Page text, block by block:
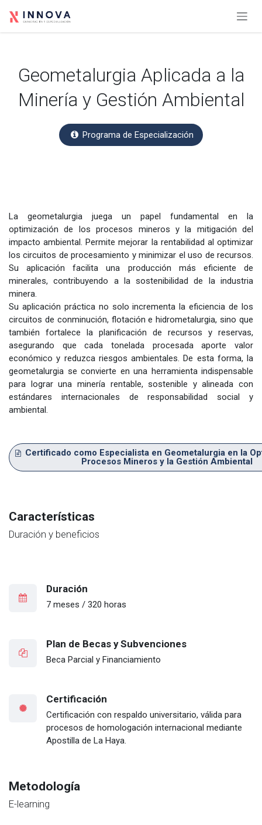
Geometalurgia Aplicada a la
Minería y Gestión Ambiental
Programa de Especialización
La geometalurgia juega un papel fundamental en la
optimización de los procesos mineros y la mitigación del
impacto ambiental. Permite mejorar la rentabilidad al optimizar
los circuitos de procesamiento y minimizar el uso de recursos.
Su aplicación facilita una producción más eficiente de
minerales, contribuyendo a la sostenibilidad de la industria
minera.
Su aplicación práctica no solo incrementa la eficiencia de los
circuitos de conminución, flotación e hidrometalurgia, sino que
también fortalece la planificación de recursos y reservas,
asegurando que cada tonelada procesada aporte valor
económico y reduzca riesgos ambientales. De esta forma, la
geometalurgia se convierte en una herramienta indispensable
para lograr una minería rentable, sostenible y alineada con
estándares internacionales de responsabilidad social y
ambiental.
Certificado como Especialista en Geometalurgia en la
Procesos Mineros y la Gestión Ambiental
Características
Duración y beneficios
Duración
7 meses / 320 horas
Plan de Becas y Subvenciones
Beca Parcial y Financiamiento
Certificación
Certificación con respaldo universitario, válida para
procesos de homologación internacional mediante
Apostilla de La Haya.
Metodología
E-learning